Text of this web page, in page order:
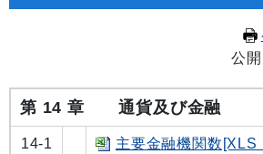
公
第 14 章通貨及び金融
14-1 主要金融機関数[XLS